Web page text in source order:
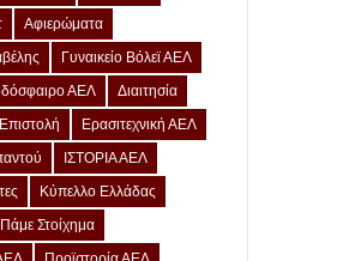
Αφιερώματα
Γυναικείο Βόλεϊ ΑΕΛ
ΑΕΛ
Διαιτησία
Επιστολή
Ερασιτεχνική ΑΕΛ
ΙΣΤΟΡΙΑ ΑΕΛ
Κύπελλο Ελλάδας
Πάμε Στοίχημα